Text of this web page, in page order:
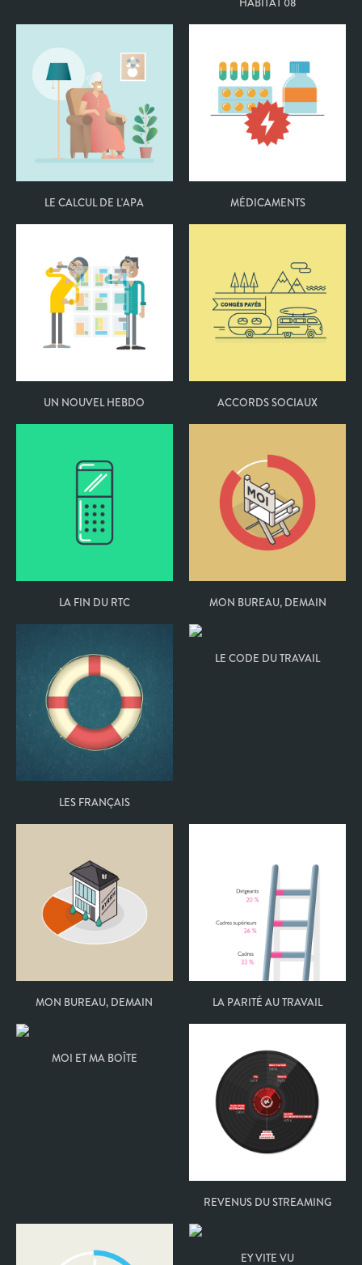
LE CALCUL DE L'APA MÉDICAMENTS
UN NOUVEL HEBDO ACCORDS SOCIAUX
LA FIN DU RTC MON BUREAU, DEMAIN
LES FRANÇAIS
LE CODE DU TRAVAIL
MON BUREAU, DEMAIN LA PARITÉ AU TRAVAIL
MOI ET MA BOÎTE
REVENUS DU STREAMING
EY VITE VU